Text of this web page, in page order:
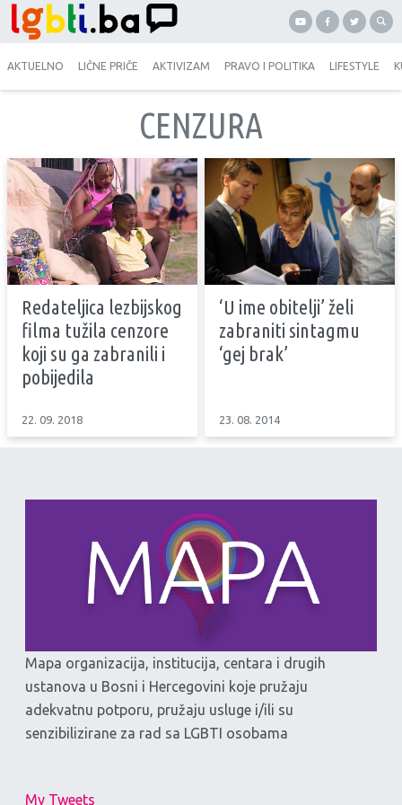
AKTUELNO LIČNE PRIČE AKTIVIZAM PRAVO I POLITIKA LIFESTYLE
CENZURA
Redateljica lezbijskog
filma tužila cenzore
koji su ga zabranili i
pobijedila
22. 09. 2018
‘U ime obitelji’ želi
zabraniti sintagmu
‘gej brak’
23. 08. 2014
Mapa organizacija, institucija, centara i drugih
ustanova u Bosni i Hercegovini koje pružaju
adekvatnu potporu, pružaju usluge i/ili su
senzibilizirane za rad sa LGBTI osobama
My Tweets